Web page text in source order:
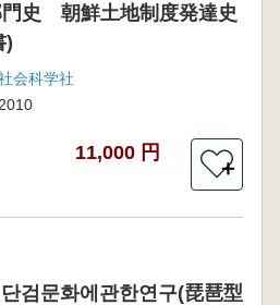
門史 朝鮮土地制度発達史
)
会科学社
2010
11,000 円
＋
검문화에관한연구(琵琶型